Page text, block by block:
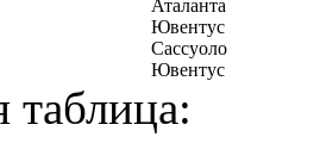
Аталанта
Ювентус
Сассуоло
Ювентус
таблица: